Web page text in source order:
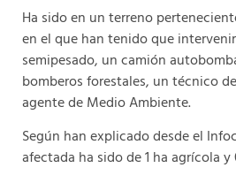
Ha sido en un terreno
en el que han tenido que
semipesado, un camión
bomberos forestales, un técnico
agente de Medio Ambiente.
Según han explicado desde el
afectada ha sido de 1 ha agrícola